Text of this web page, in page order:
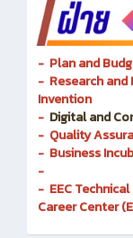
- Plan and
- Research and
Invention
- Digital and
- Quality
- Business
-
- EEC
Career Center